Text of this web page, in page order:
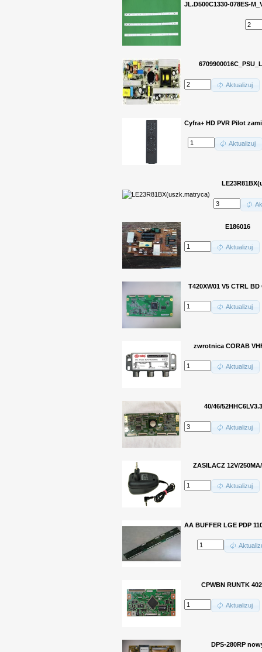
JL.D500C1330-078ES-
Aktualizuj
Cyfra+ HD PVR Pilot
Aktualizuj
E186016
Aktualizuj
T420XW01 V5 CTRL
Aktualizuj
zwrotnica CORAB
Aktualizuj
40/46/52HHC6LV3.3
Aktualizuj
ZASILACZ 12V/
Aktualizuj
AA BUFFER LGE PDP
CPWBN RUNTK
Aktualizuj
DPS-280RP